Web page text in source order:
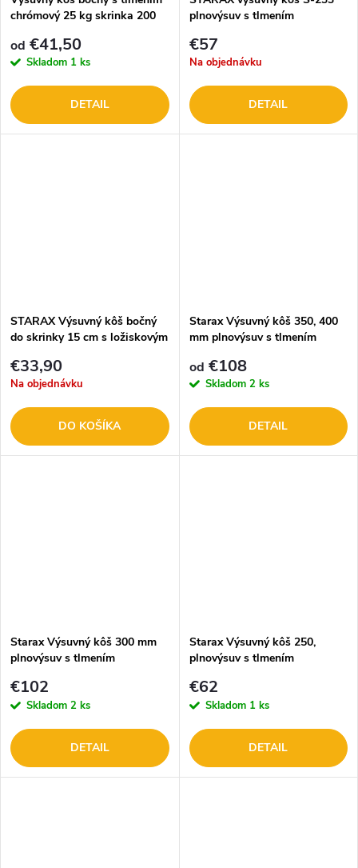
chrómový 25 kg skrinka 200
od €41,50
Skladom 1 ks
DETAIL
plnovýsuv s tlmením
€57
Na objednávku
DETAIL
STARAX Výsuvný kôš bočný
do skrinky 15 cm s ložiskovým
€33,90
Na objednávku
DO KOŠÍKA
Starax Výsuvný kôš 350, 400
mm plnovýsuv s tlmením
od €108
Skladom 2 ks
DETAIL
Starax Výsuvný kôš 300 mm
plnovýsuv s tlmením
€102
Skladom 2 ks
DETAIL
Starax Výsuvný kôš 250,
plnovýsuv s tlmením
€62
Skladom 1 ks
DETAIL